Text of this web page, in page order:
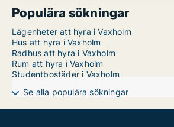
Populära sökningar
Lägenheter att hyra i Vaxholm
Hus att hyra i Vaxholm
Radhus att hyra i Vaxholm
Rum att hyra i Vaxholm
Studentbostäder i Vaxholm
Se alla populära sökningar